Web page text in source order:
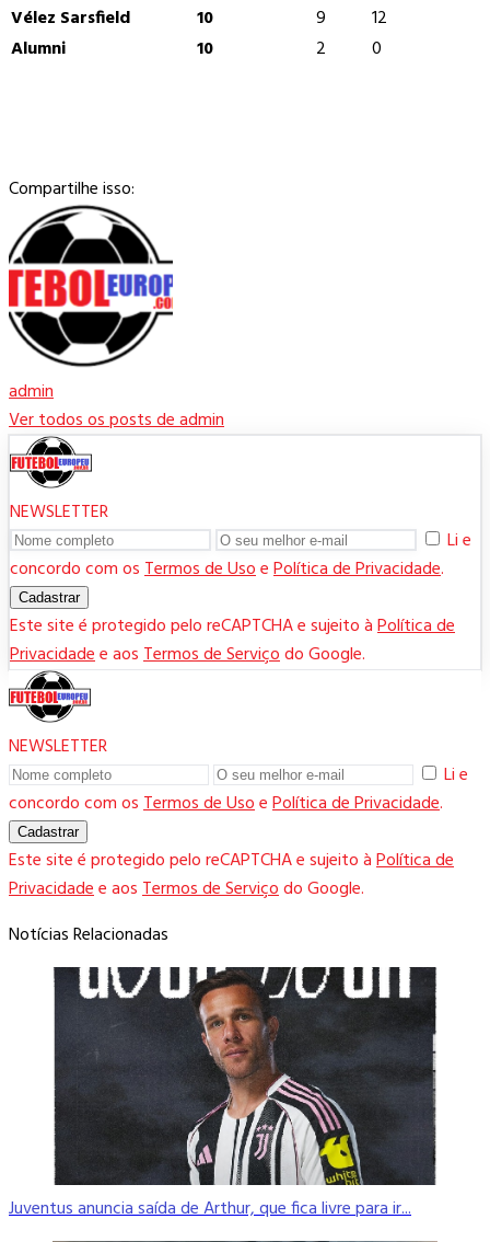
Vélez Sarsfield
10 9
12
Alumni
10 2 0
Compartilhe isso:
admin
Ver todos os posts de admin
NEWSLETTER
Li e
concordo com osTermos de UsoePolítica de Privacidade.
Cadastrar
Este site é protegido pelo reCAPTCHA e sujeito àPolítica de
Privacidadee aosTermos de Serviçodo Google.
NEWSLETTER
Li e
concordo com osTermos de UsoePolítica de Privacidade.
Cadastrar
Este site é protegido pelo reCAPTCHA e sujeito àPolítica de
Privacidadee aosTermos de Serviçodo Google.
Notícias Relacionadas
Juventus anuncia saída de Arthur, que fica livre para ir...